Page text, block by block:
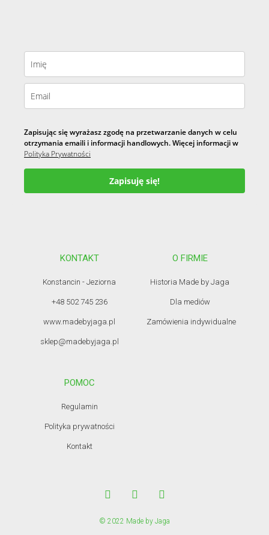
Zapisując się wyrażasz zgodę na przetwarzanie danych w celu
otrzymania emaili i informacji handlowych. Więcej informacji w
Polityka Prywatności
Zapisuję się!
KONTAKT
Konstancin - Jeziorna
+48 502 745 236
www.madebyjaga.pl
sklep@madebyjaga.pl
O FIRMIE
Historia Made by Jaga
Dla mediów
Zamówienia indywidualne
POMOC
Regulamin
Polityka prywatności
Kontakt
© 2022 Made by Jaga